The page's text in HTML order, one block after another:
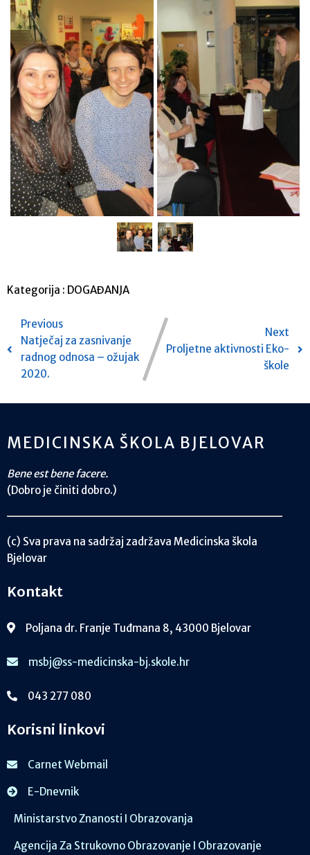
Kategorija : DOGAĐANJA
Previous
Natječaj za zasnivanje
radnog odnosa – ožujak
2020.
Next
Proljetne aktivnosti Eko-
škole
MEDICINSKA ŠKOLA BJELOVAR
Bene est bene facere.
(Dobro je činiti dobro.)
(c) Sva prava na sadržaj zadržava Medicinska škola
Bjelovar
Kontakt
Poljana dr. Franje Tuđmana 8, 43000 Bjelovar
msbj@ss-medicinska-bj.skole.hr
043 277 080
Korisni linkovi
Carnet Webmail
E-Dnevnik
Ministarstvo Znanosti I Obrazovanja
Agencija Za Strukovno Obrazovanje I Obrazovanje